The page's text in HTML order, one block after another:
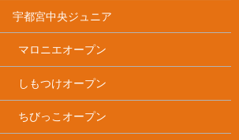
宇都宮中央ジュニア
マロニエオープン
しもつけオープン
ちびっこオープン